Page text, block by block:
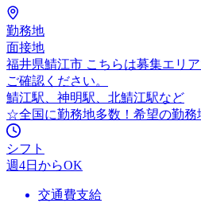
勤務地
面接地
福井県鯖江市 こちらは募集エリ
ご確認ください。
鯖江駅、神明駅、北鯖江駅など
☆全国に勤務地多数！希望の勤
シフト
週4日からOK
交通費支給